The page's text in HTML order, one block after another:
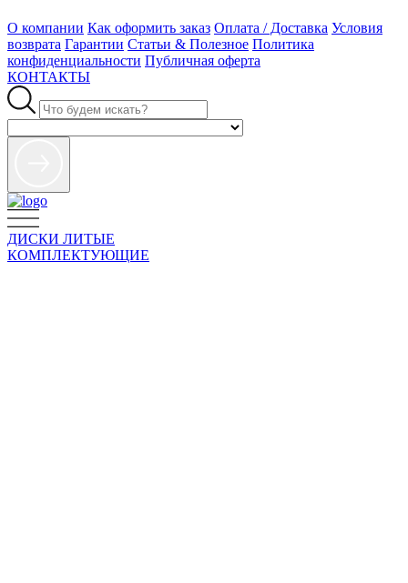
О компании Как оформить заказ Оплата / Доставка Условия
возврата Гарантии Статьи & Полезное Политика
конфиденциальности Публичная оферта
КОНТАКТЫ
ДИСКИ ЛИТЫЕ
КОМПЛЕКТУЮЩИЕ